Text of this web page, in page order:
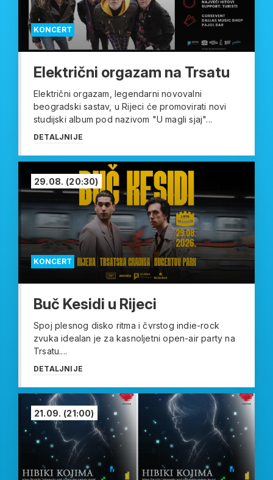
KONCERT
Električni orgazam na Trsatu
Električni orgazam, legendarni novovalni
beogradski sastav, u Rijeci će promovirati novi
studijski album pod nazivom "U magli sjaj"...
DETALJNIJE
KONCERT
29.08. (20:30)
Buč Kesidi u Rijeci
Spoj plesnog disko ritma i čvrstog indie-rock
zvuka idealan je za kasnoljetni open-air party na
Trsatu....
DETALJNIJE
21.09. (21:00)